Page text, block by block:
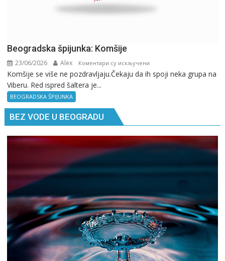
Beogradska špijunka: Komšije
23/06/2026 Alex Коментари су искључени
Beogradska
Komšije se više ne pozdravljaju.Čekaju da ih spoji neka grupa na
Viberu. Red ispred šaltera je...
BEOGRADSKA ŠPIJUNKA
BEZ VODE U BEOGRADU